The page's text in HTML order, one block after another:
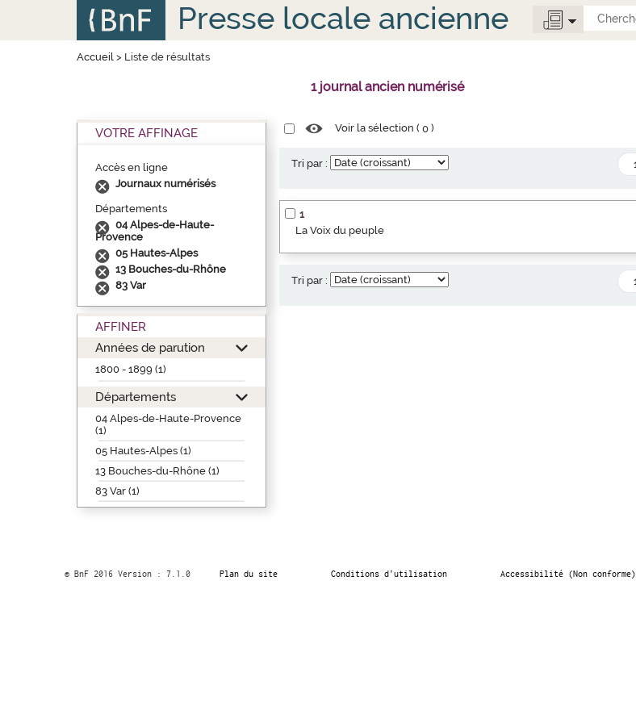
Presse locale ancienne
Accueil> Liste de résultats
1 journal ancien numérisé
VOTRE AFFINAGE
Accès en ligne
Journaux numérisés
Départements
04 Alpes-de-Haute-
Provence
05 Hautes-Alpes
13 Bouches-du-Rhône
83 Var
AFFINER
Années de parution
1800 - 1899 (1)
Départements
04 Alpes-de-Haute-Provence
(1)
05 Hautes-Alpes (1)
13 Bouches-du-Rhône (1)
83 Var (1)
Voir la sélection (0 )
Tri par :
1
La Voix du peuple
Tri par :
© BnF 2016 Version : 7.1.0 Plan du site Conditions d’utilisation Accessibilité (Non conforme)
Panneau de gestion des cookies